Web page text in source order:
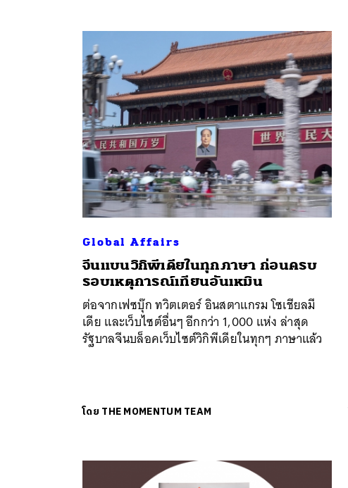
Global Affairs
จีนแบนวิกิพีเดียในทุกภาษา ก่อนครบ
รอบเหตุการณ์เทียนอันเหมิน
ต่อจากเฟซบุ๊ก ทวิตเตอร์ อินสตาแกรม โซเชียลมี
เดีย และเว็บไซต์อื่นๆ อีกกว่า 1,000 แห่ง ล่าสุด
รัฐบาลจีนบล็อคเว็บไซต์วิกิพีเดียในทุกๆ ภาษาแล้ว
โดย THE MOMENTUM TEAM